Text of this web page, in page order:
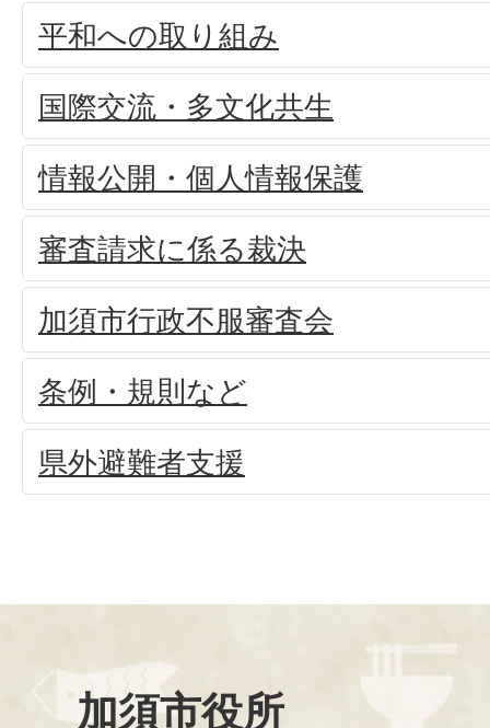
平和への取り組み
国際交流・多文化共生
情報公開・個人情報保護
審査請求に係る裁決
加須市行政不服審査会
条例・規則など
県外避難者支援
加須市役所